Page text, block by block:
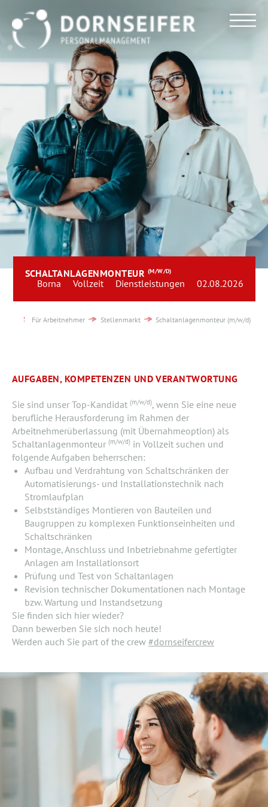
SCHALTANLAGENMONTEUR (M/W/D)
Borna Vollzeit Dienstleistungen 02.08.2026
Für Arbeitnehmer Stellenmarkt Schaltanlagenmonteur (m/w/d)
AUFGABEN, KOMPETENZEN UND VERANTWORTUNG
Sie sind unser Top-Kandidat (m/w/d), wenn Sie eine neue
berufliche Herausforderung im Rahmen der
Arbeitnehmerüberlassung (mit Übernahmeoption) als
Schaltanlagenmonteur (m/w/d) in Vollzeit suchen und
folgende Aufgaben beherrschen:
Aufbau und Verdrahtung von Schaltschränken der
Automatisierungs- und Installationstechnik nach
Stromlaufplan
Selbstständiges Montieren von Bauteilen und
Baugruppen zu komplexen Funktionseinheiten und
Schaltschränken
Montage, Anschluss und Inbetriebnahme gefertigter
Anlagen am Installationsort
Prüfung und Test von Schaltanlagen
Revision technischer Dokumentationen nach Montage
bzw. Wartung und Instandsetzung
Sie finden sich hier wieder?
Dann bewerben Sie sich noch heute!
Werden auch Sie part of the crew #dornseifercrew
Für Arbeitnehmer
Für Unternehmen
Dornseifer DNA
Referenzen
Stellenmarkt
Blog
Team